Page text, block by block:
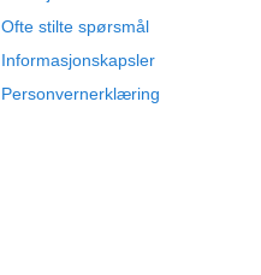
Ofte stilte spørsmål
Informasjonskapsler
Personvernerklæring